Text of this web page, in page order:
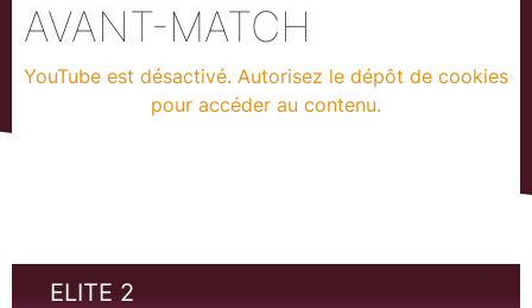
AVANT-MATCH
YouTube est désactivé. Autorisez le dépôt de cookies
pour accéder au contenu.
ELITE 2